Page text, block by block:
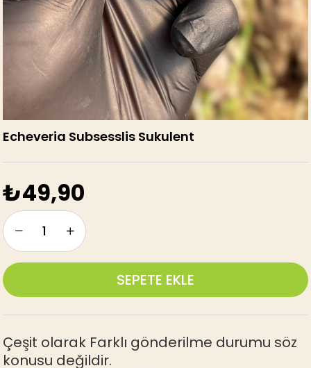
Echeveria Subsesslis Sukulent
Çeşit olarak Farklı gönderilme durumu söz
konusu değildir.
₺49,90